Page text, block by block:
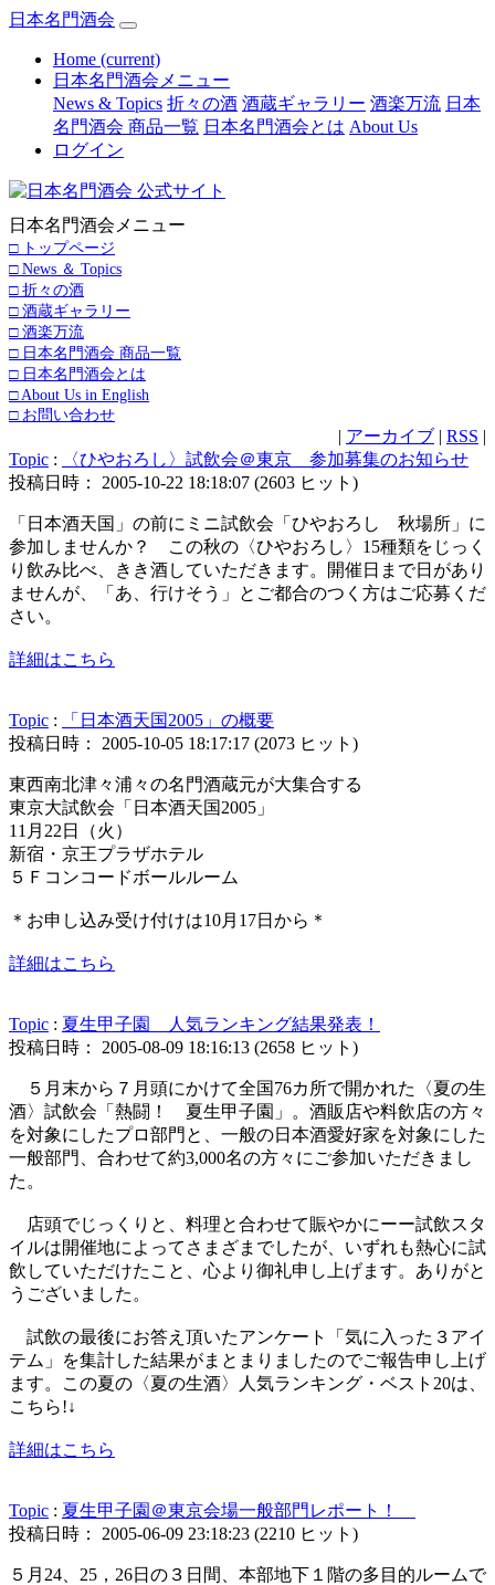
日本名門酒会
Home (current)
日本名門酒会メニュー
News & Topics 折々の酒 酒蔵ギャラリー 酒楽万流 日本
名門酒会 商品一覧 日本名門酒会とは About Us
ログイン
日本名門酒会メニュー
□ トップページ
□ News ＆ Topics
□ 折々の酒
□ 酒蔵ギャラリー
□ 酒楽万流
□ 日本名門酒会 商品一覧
□ 日本名門酒会とは
□ About Us in English
□ お問い合わせ
| アーカイブ | RSS |
Topic :
〈ひやおろし〉試飲会＠東京 参加募集のお知らせ
投稿日時： 2005-10-22 18:18:07 (2603 ヒット )
「日本酒天国」の前にミニ試飲会「ひやおろし 秋場所」に
参加しませんか？ この秋の〈ひやおろし〉15種類をじっく
り飲み比べ、きき酒していただきます。開催日まで日があり
ませんが、「あ、行けそう」とご都合のつく方はご応募くだ
さい。
詳細はこちら
Topic :
「日本酒天国2005」の概要
投稿日時： 2005-10-05 18:17:17 (2073 ヒット )
東西南北津々浦々の名門酒蔵元が大集合する
東京大試飲会「日本酒天国2005」
11月22日（火）
新宿・京王プラザホテル
５Ｆコンコードボールルーム
＊お申し込み受け付けは10月17日から＊
詳細はこちら
Topic : 夏生甲子園 人気ランキング結果発表！
投稿日時： 2005-08-09 18:16:13 (2658 ヒット )
５月末から７月頭にかけて全国76カ所で開かれた〈夏の生
酒〉試飲会「熱闘！ 夏生甲子園」。酒販店や料飲店の方々
を対象にしたプロ部門と、一般の日本酒愛好家を対象にした
一般部門、合わせて約3,000名の方々にご参加いただきまし
た。
店頭でじっくりと、料理と合わせて賑やかにーー試飲スタ
イルは開催地によってさまざまでしたが、いずれも熱心に試
飲していただけたこと、心より御礼申し上げます。ありがと
うございました。
試飲の最後にお答え頂いたアンケート「気に入った３アイ
テム」を集計した結果がまとまりましたのでご報告申し上げ
ます。この夏の〈夏の生酒〉人気ランキング・ベスト20は、
こちら!↓
詳細はこちら
Topic : 夏生甲子園＠東京会場一般部門レポート！
投稿日時： 2005-06-09 23:18:23 (2210 ヒット )
５月24、25，26日の３日間、本部地下１階の多目的ルームで